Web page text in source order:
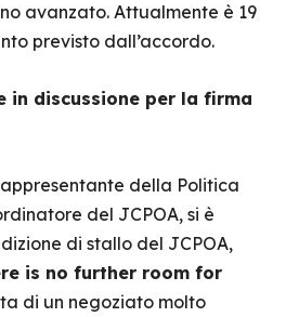
avanzato. Attualmente è 19
previsto dall’accordo.
in discussione per la firma
della Politica
del JCPOA, si è
di stallo del JCPOA,
is no further room for
di un negoziato molto